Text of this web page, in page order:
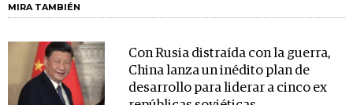
MIRA TAMBIÉN
Con Rusia distraída con la guerra,
China lanza un inédito plan de
desarrollo para liderar a cinco ex